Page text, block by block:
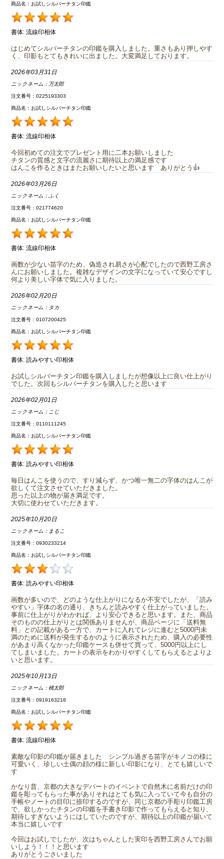
商品名：お試しシルバーチタン印鑑
書体: 流線印相体
はじめてシルバーチタンの印鑑を購入しました。重さもあり押しやす
く、印影もとてもきれいに出ました。大変満足しております。
2026年03月31日
ニックネーム： 万太郎
注文番号：0225193303
商品名：お試しシルバーチタン印鑑
書体: 流線印相体
今回初めての注文でプレゼント用に二本お願いしました
チタンの質感と文字の流麗さに期待以上の満足感です
はんこを作るときはまたお願いしたいと思います ありがとう👍
2026年03月26日
ニックネーム：ふく
注文番号：021774620
商品名：お試しシルバーチタン印鑑
書体: 流線印相体
画数が少ない苗字のため、偽造され易さが心配でしたので西野工房さ
んにお願いしました。複雑なデザインの文字になっていて安心ですし
何より美しい字体で気に入りました。
2026年02月20日
ニックネーム： タカ
注文番号：0107200425
商品名：お試しシルバーチタン印鑑
書体: 読みやすい印相体
お試しシルバーチタン印鑑を購入しましたが想像以上に良い仕上がり
でした。次回もシルバーチタンを購入したと思います
2026年02月01日
ニックネーム： こじ
注文番号：0110111245
商品名：お試しシルバーチタン印鑑
書体: 読みやすい印相体
毎日はんこを使うので、すり減らず、かつ唯一無二の字体のはんこが
欲しくて注文させていただきました。
思った以上の物が届き満足です。
大切に使わせていただきます。
2025年10月20日
ニックネーム： まるこ
注文番号：0930233214
商品名：お試しシルバーチタン印鑑
書体: 読みやすい印相体
画数が多いので、どのような仕上がりになるか不安でしたが、「読み
やすい」字体の名の通り、きちんと読みやすく仕上がっていました。
事前に仕上がりがわかれば、より安心できると思います。また、商品
そのものの仕上がりとは関係ありませんが、商品ページに「送料無
料」との記載がある一方で、カートに入れてレジに進むと5000円未
満のために送料が発生するかのように表示されたため、購入の必要性
があまり高くなかった印鑑ケースも併せて買って、5000円以上にし
てしまいました。カートの表示をわかりやすくしてもらえるとよりよ
いと思います。
2025年10月13日
ニックネーム：桃太郎
注文番号：0919163218
商品名：お試しシルバーチタン印鑑
書体: 流線印相体
素敵な印影の印鑑が届きました シンプル過ぎる苗字がキノコの様に
可愛いく、珍しい土偶の顔の様に新しい印影になり、とても嬉しいで
す
かなり昔、京都の大きなデパートのイベントで自然木に名前だけの印
鑑を彫ってもらった事がありそれはとても気に入っていて今も自分の
手帳やノートの目印に捺印するのですが、同じ京都の手彫り印鑑工房
で、欲しかったチタンの印鑑を手書き印影で作ってもらえると知り、
期待しすぎないようにはしていたのですが、期待以上の印鑑が届いて
本当に嬉しいです
今回はお試しでしたが、次はちゃんとした実印を西野工房さんでお願
いしよう！！！と思います
ありがとうごさいました